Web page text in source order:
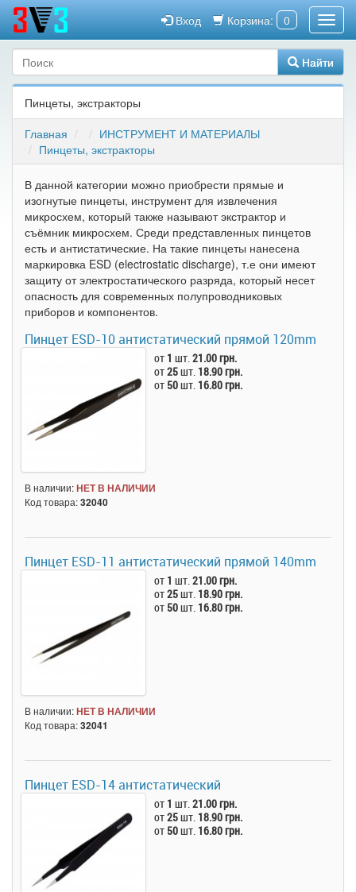
Корзина: 0
Вход
Найти
Пинцеты, экстракторы
Главная
ИНСТРУМЕНТ И МАТЕРИАЛЫ
Пинцеты, экстракторы
В данной категории можно приобрести прямые и
изогнутые пинцеты, инструмент для извлечения
микросхем, который также называют экстрактор и
съёмник микросхем. Среди представленных пинцетов
есть и антистатические. На такие пинцеты нанесена
маркировка ESD (electrostatic discharge), т.е они имеют
защиту от электростатического разряда, который несет
опасность для современных полупроводниковых
приборов и компонентов.
Пинцет ESD-10 антистатический прямой 120mm
от 1 шт.21.00 грн.
от25шт. 18.90 грн.
от 50шт. 16.80 грн.
В наличии:НЕТ В НАЛИЧИИ
Код товара:32040
Пинцет ESD-11 антистатический прямой 140mm
от 1 шт.21.00 грн.
от25шт. 18.90 грн.
от 50шт. 16.80 грн.
В наличии:НЕТ В НАЛИЧИИ
Код товара:32041
Пинцет ESD-14 антистатический
от 1 шт.21.00 грн.
от25шт. 18.90 грн.
от 50шт. 16.80 грн.